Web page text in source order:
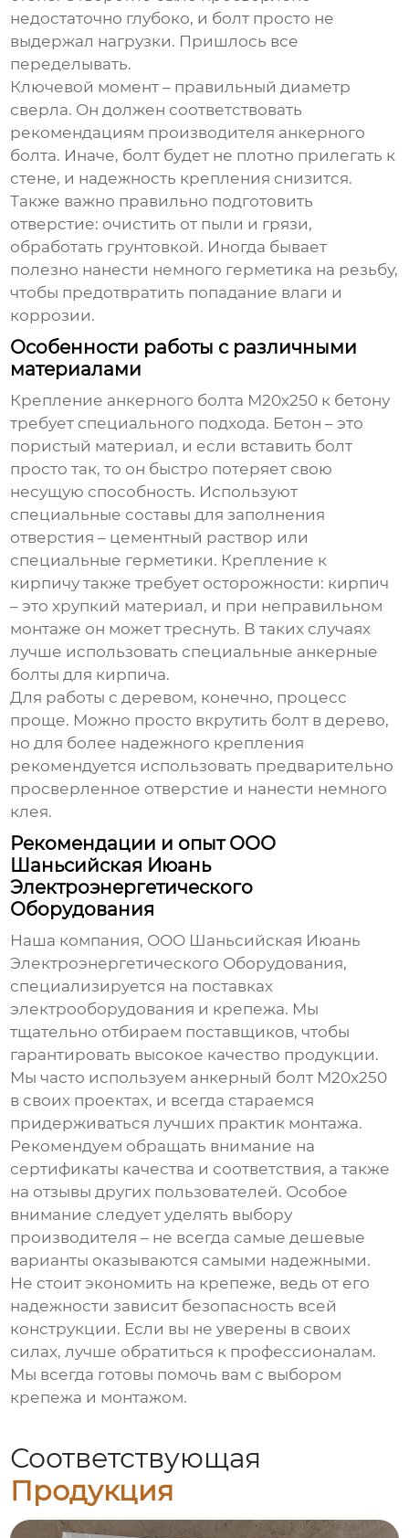
недостаточно глубоко, и болт просто не
выдержал нагрузки. Пришлось все
переделывать.
Ключевой момент – правильный диаметр
сверла. Он должен соответствовать
рекомендациям производителя анкерного
болта. Иначе, болт будет не плотно прилегать к
стене, и надежность крепления снизится.
Также важно правильно подготовить
отверстие: очистить от пыли и грязи,
обработать грунтовкой. Иногда бывает
полезно нанести немного герметика на резьбу,
чтобы предотвратить попадание влаги и
коррозии.
Особенности работы с различными
материалами
Крепление анкерного болта М20х250 к бетону
требует специального подхода. Бетон – это
пористый материал, и если вставить болт
просто так, то он быстро потеряет свою
несущую способность. Используют
специальные составы для заполнения
отверстия – цементный раствор или
специальные герметики. Крепление к
кирпичу также требует осторожности: кирпич
– это хрупкий материал, и при неправильном
монтаже он может треснуть. В таких случаях
лучше использовать специальные анкерные
болты для кирпича.
Для работы с деревом, конечно, процесс
проще. Можно просто вкрутить болт в дерево,
но для более надежного крепления
рекомендуется использовать предварительно
просверленное отверстие и нанести немного
клея.
Рекомендации и опыт ООО
Шаньсийская Июань
Электроэнергетического
Оборудования
Наша компания, ООО Шаньсийская Июань
Электроэнергетического Оборудования,
специализируется на поставках
электрооборудования и крепежа. Мы
тщательно отбираем поставщиков, чтобы
гарантировать высокое качество продукции.
Мы часто используем анкерный болт М20х250
в своих проектах, и всегда стараемся
придерживаться лучших практик монтажа.
Рекомендуем обращать внимание на
сертификаты качества и соответствия, а также
на отзывы других пользователей. Особое
внимание следует уделять выбору
производителя – не всегда самые дешевые
варианты оказываются самыми надежными.
Не стоит экономить на крепеже, ведь от его
надежности зависит безопасность всей
конструкции. Если вы не уверены в своих
силах, лучше обратиться к профессионалам.
Мы всегда готовы помочь вам с выбором
крепежа и монтажом.
Соответствующая
Продукция